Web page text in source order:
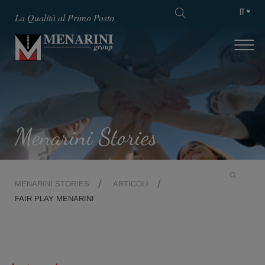
La Qualità al Primo Posto IT
Menarini Stories
MENARINI STORIES
ARTICOLI
FAIR PLAY MENARINI